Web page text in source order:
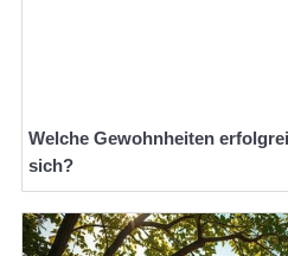
Welche Gewohnheiten
sich?